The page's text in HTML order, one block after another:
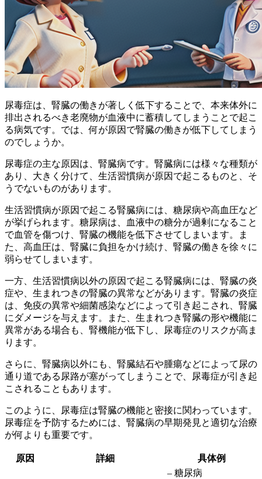
尿毒症は、 腎臓の働きが著しく低下することで、本来体外に
排出されるべき老廃物が血液中に蓄積してしまう ことで起こ
る病気です。では、何が原因で腎臓の働きが低下してしまう
のでしょうか。
尿毒症の主な原因は、 腎臓病です。腎臓病には様々な種類が
あり、大きく分けて、生活習慣病が原因で起こるものと、そ
うでないものがあります。
生活習慣病が原因で起こる腎臓病には、 糖尿病や高血圧など
が挙げられます。糖尿病は、血液中の糖分が過剰になること
で血管を傷つけ、腎臓の機能を低下させてしまいます。ま
た、高血圧は、腎臓に負担をかけ続け、腎臓の働きを徐々に
弱らせてしまいます。
一方、生活習慣病以外の原因で起こる腎臓病には、 腎臓の炎
症や、生まれつきの腎臓の異常などがあります。腎臓の炎症
は、免疫の異常や細菌感染などによって引き起こされ、腎臓
にダメージを与えます。また、生まれつき腎臓の形や機能に
異常がある場合も、腎機能が低下し、尿毒症のリスクが高ま
ります。
さらに、腎臓病以外にも、 腎臓結石や腫瘍などによって尿の
通り道である尿路が塞がってしまうことで、尿毒症が引き起
こされることもあります。
このように、尿毒症は腎臓の機能と密接に関わっています。
尿毒症を予防するためには、腎臓病の早期発見と適切な治療
が何よりも重要です。
原因 詳細 具体例
– 糖尿病